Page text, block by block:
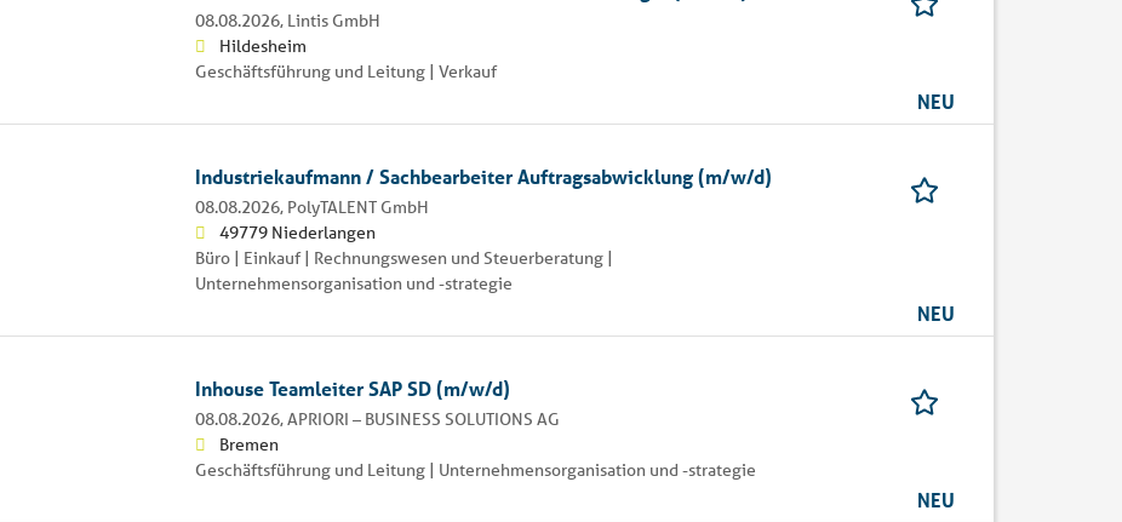
08.08.2026, Lintis GmbH
Hildesheim
Geschäftsführung und Leitung | Verkauf
NEU
Industriekaufmann / Sachbearbeiter Auftragsabwicklung (m/w/d)
08.08.2026, PolyTALENT GmbH
49779 Niederlangen
Büro | Einkauf | Rechnungswesen und Steuerberatung |
Unternehmensorganisation und -strategie
NEU
Inhouse Teamleiter SAP SD (m/w/d)
08.08.2026,APRIORI – BUSINESS SOLUTIONS AG
Bremen
Geschäftsführung und Leitung | Unternehmensorganisation und -strategie
NEU